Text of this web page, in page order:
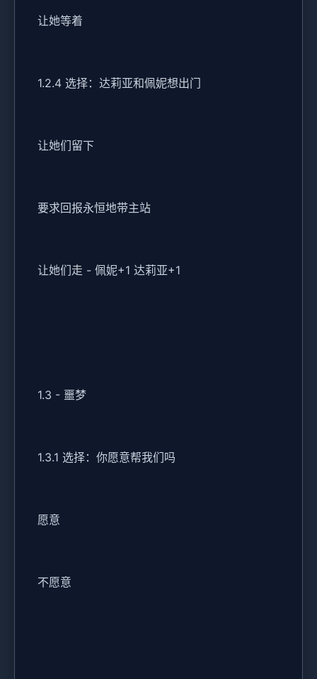
让她等着
1.2.4 选择：达莉亚和佩妮想出门
让她们留下
要求回报永恒地带主站
让她们走 - 佩妮+1 达莉亚+1
1.3 - 噩梦
1.3.1 选择：你愿意帮我们吗
愿意
不愿意